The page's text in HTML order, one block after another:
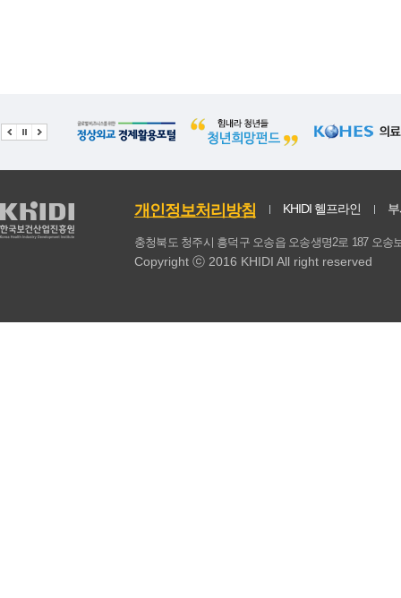
22 가공육 20.86 2.21
고구마
25 마요네즈 16.73 1.71
개인정보처리방침 KHIDI 헬프라인
충청북도 청주시 흥덕구 오송읍 오송생명2로 187 오
Copyright ⓒ 2016 KHIDI All right reserved